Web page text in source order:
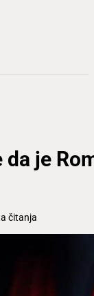
je
čitanja